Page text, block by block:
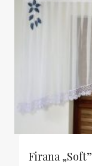
Firana „Soft”